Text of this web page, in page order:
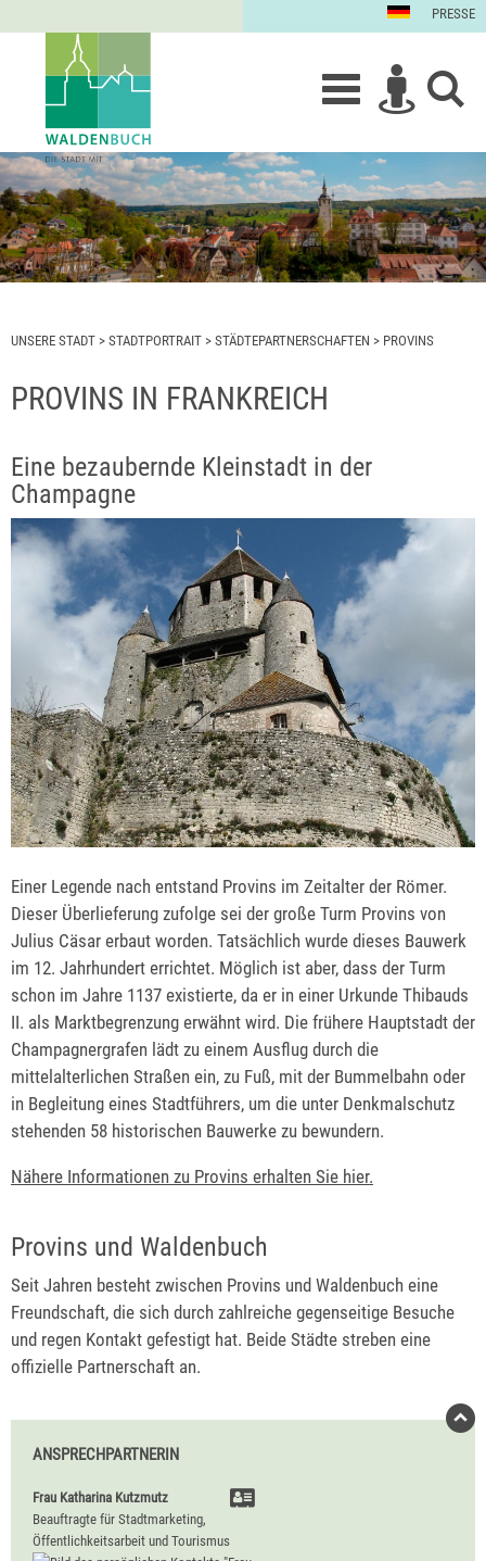
PRESSE
UNSERE STADT > STADTPORTRAIT > STÄDTEPARTNERSCHAFTEN > PROVINS
PROVINS IN FRANKREICH
Eine bezaubernde Kleinstadt in der
Champagne
Einer Legende nach entstand Provins im Zeitalter der Römer.
Dieser Überlieferung zufolge sei der große Turm Provins von
Julius Cäsar erbaut worden. Tatsächlich wurde dieses Bauwerk
im 12. Jahrhundert errichtet. Möglich ist aber, dass der Turm
schon im Jahre 1137 existierte, da er in einer Urkunde Thibauds
II. als Marktbegrenzung erwähnt wird. Die frühere Hauptstadt der
Champagnergrafen lädt zu einem Ausflug durch die
mittelalterlichen Straßen ein, zu Fuß, mit der Bummelbahn oder
in Begleitung eines Stadtführers, um die unter Denkmalschutz
stehenden 58 historischen Bauwerke zu bewundern.
Nähere Informationen zu Provins erhalten Sie hier.
Provins und Waldenbuch
Seit Jahren besteht zwischen Provins und Waldenbuch eine
Freundschaft, die sich durch zahlreiche gegenseitige Besuche
und regen Kontakt gefestigt hat. Beide Städte streben eine
offizielle Partnerschaft an.
ANSPRECHPARTNERIN
Frau Katharina Kutzmutz
Beauftragte für Stadtmarketing,
Öffentlichkeitsarbeit und Tourismus